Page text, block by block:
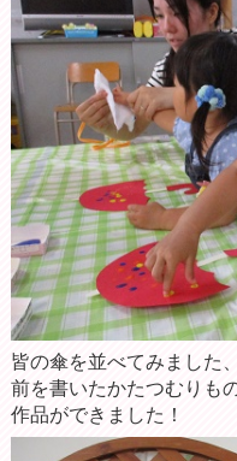
皆の傘を並べてみました
前を書いたかたつむりも
作品ができました！